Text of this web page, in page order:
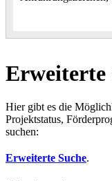
Erweiterte
Hier gibt es die
Projektstatus,
suchen:
Erweiterte Suche.